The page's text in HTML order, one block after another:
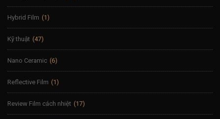
Hybrid Film (1)
Kỹ thuật (47)
Nano Ceramic (6)
Reflective Film (1)
Review Film cách nhiệt (17)